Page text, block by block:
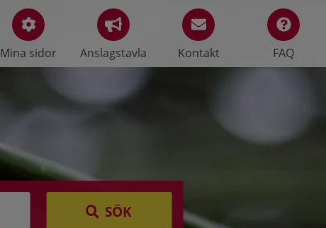
Mina sidor Anslagstavla Kontakt FAQ
SÖK